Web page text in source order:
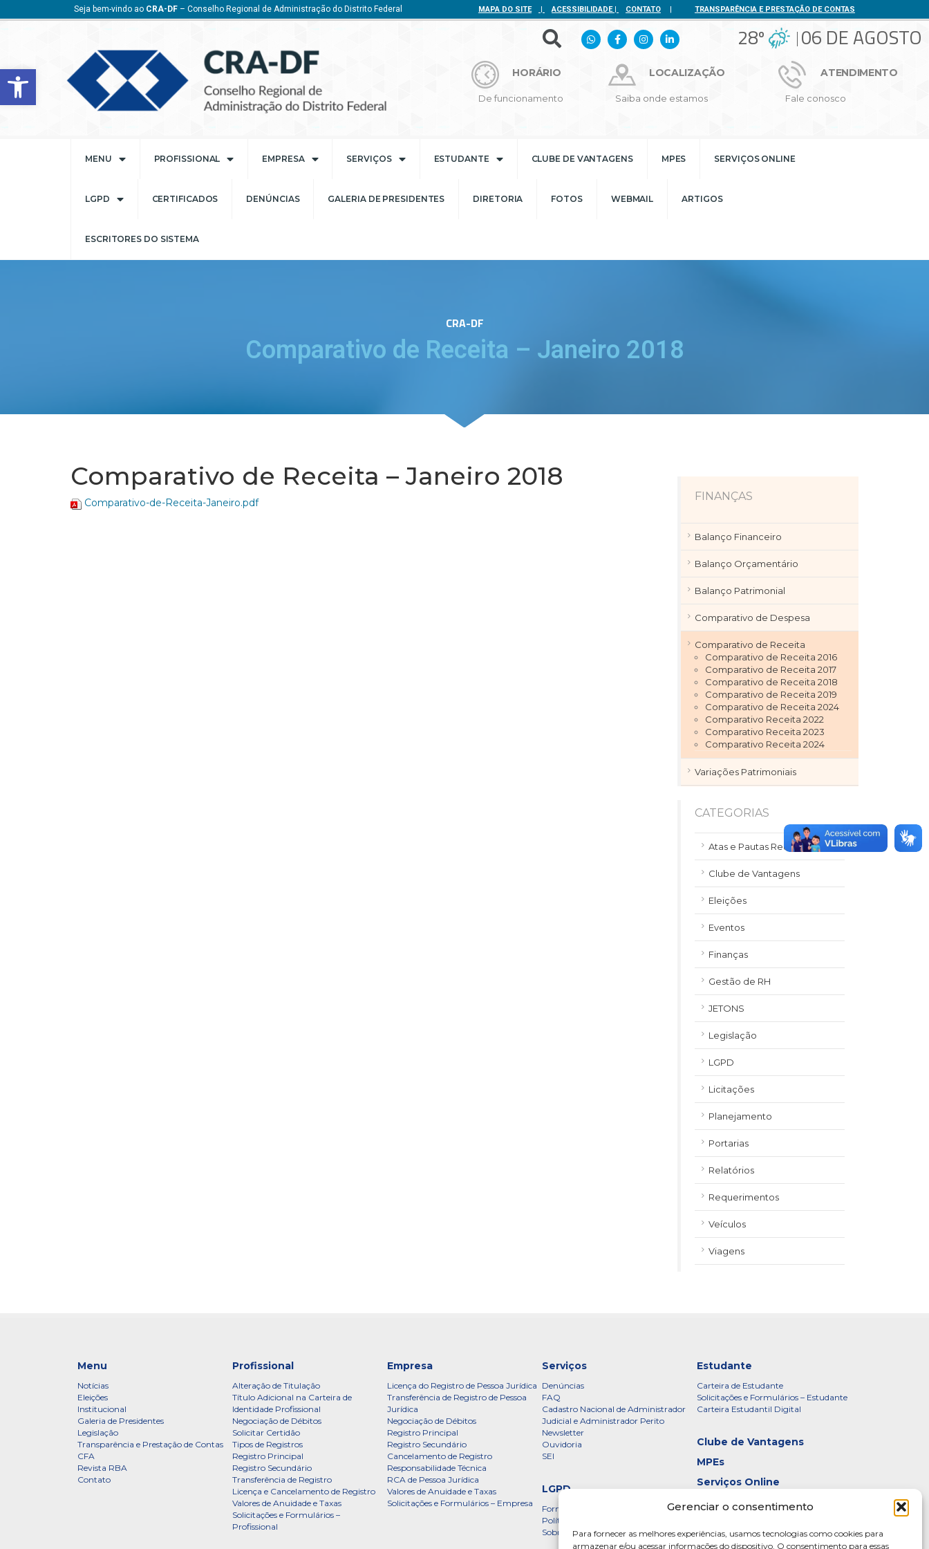
Barra de Ferramentas Aberta
Gerenciar o consentimento
Para fornecer as melhores experiências, usamos tecnologias como cookies para
armazenar e/ou acessar informações do dispositivo. O consentimento para essas
Seja bem-vindo ao CRA-DF – Conselho Regional de Administração do Distrito Federal MAPA DO SITE | ACESSIBILIDADE| CONTATO | TRANSPARÊNCIA E PRESTAÇÃO DE CONTAS
28º 06 DE AGOSTO
HORÁRIO
De funcionamento
LOCALIZAÇÃO
Saiba onde estamos
ATENDIMENTO
Fale conosco
MENU PROFISSIONAL EMPRESA SERVIÇOS ESTUDANTE CLUBE DE VANTAGENS MPES SERVIÇOS ONLINE
LGPD CERTIFICADOS DENÚNCIAS GALERIA DE PRESIDENTES DIRETORIA FOTOS WEBMAIL ARTIGOS
ESCRITORES DO SISTEMA
CRA-DF
Comparativo de Receita – Janeiro 2018
Comparativo de Receita – Janeiro 2018
Comparativo-de-Receita-Janeiro.pdf FINANÇAS
Balanço Financeiro
Balanço Orçamentário
Balanço Patrimonial
Comparativo de Despesa
Comparativo de Receita
Comparativo de Receita 2016
Comparativo de Receita 2017
Comparativo de Receita 2018
Comparativo de Receita 2019
Comparativo de Receita 2024
Comparativo Receita 2022
Comparativo Receita 2023
Comparativo Receita 2024
Variações Patrimoniais
CATEGORIAS
Atas e Pautas Reuniões
Clube de Vantagens
Eleições
Eventos
Finanças
Gestão de RH
JETONS
Legislação
LGPD
Licitações
Planejamento
Portarias
Relatórios
Requerimentos
Veículos
Viagens
Menu
Notícias
Eleições
Institucional
Galeria de Presidentes
Legislação
Transparência e Prestação de Contas
CFA
Revista RBA
Contato
Profissional
Alteração de Titulação
Título Adicional na Carteira de
Identidade Profissional
Negociação de Débitos
Solicitar Certidão
Tipos de Registros
Registro Principal
Registro Secundário
Transferência de Registro
Licença e Cancelamento de Registro
Valores de Anuidade e Taxas
Solicitações e Formulários –
Profissional
Empresa
Licença do Registro de Pessoa Jurídica
Transferência de Registro de Pessoa
Jurídica
Negociação de Débitos
Registro Principal
Registro Secundário
Cancelamento de Registro
Responsabilidade Técnica
RCA de Pessoa Jurídica
Valores de Anuidade e Taxas
Solicitações e Formulários – Empresa
Serviços
Denúncias
FAQ
Cadastro Nacional de Administrador
Judicial e Administrador Perito
Newsletter
Ouvidoria
SEI
Estudante
Carteira de Estudante
Solicitações e Formulários – Estudante
Carteira Estudantil Digital
Clube de Vantagens
MPEs
Serviços Online
LGPD
Formulário
Política de Privacidade – CRADF
Sobre a LGPD
Certificados
Galeria de Presidentes